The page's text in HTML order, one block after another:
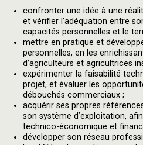
confronter une idée à une
et vérifier l’adéquation entre
capacités personnelles et le
mettre en pratique et
personnelles, en les
d’agriculteurs et agricultrices
expérimenter la faisabilité
projet, et évaluer les
débouchés commerciaux ;
acquérir ses propres
son système d’exploitation,
technico-économique et
développer son réseau